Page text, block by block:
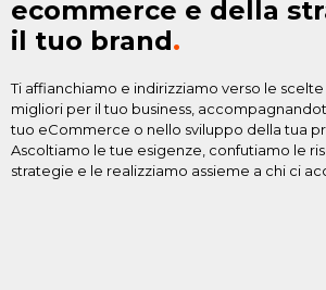
ecommerce e della
il tuo brand.
Ti affianchiamo e indirizziamo verso le
migliori per il tuo business,
tuo eCommerce o nello sviluppo della tua
Ascoltiamo le tue esigenze, confutiamo le
strategie e le realizziamo assieme a chi ci